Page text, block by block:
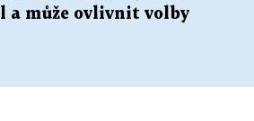
a může ovlivnit volby